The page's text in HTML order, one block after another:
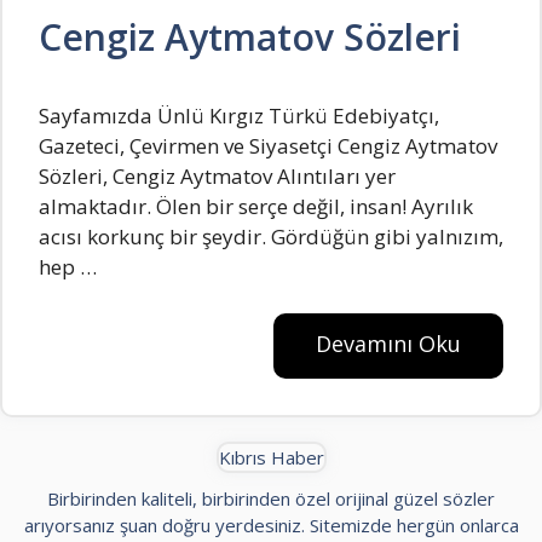
Cengiz Aytmatov Sözleri
Sayfamızda Ünlü Kırgız Türkü Edebiyatçı,
Gazeteci, Çevirmen ve Siyasetçi Cengiz Aytmatov
Sözleri, Cengiz Aytmatov Alıntıları yer
almaktadır. Ölen bir serçe değil, insan! Ayrılık
acısı korkunç bir şeydir. Gördüğün gibi yalnızım,
hep …
Devamını Oku
Kıbrıs Haber
Birbirinden kaliteli, birbirinden özel orijinal güzel sözler
arıyorsanız şuan doğru yerdesiniz. Sitemizde hergün onlarca